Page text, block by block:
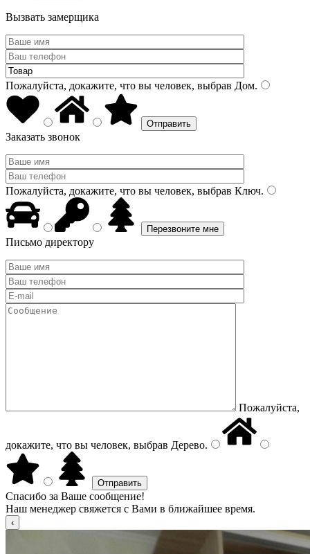
Вызвать замерщика
Пожалуйста, докажите, что вы человек, выбрав Дом.
Заказать звонок
Пожалуйста, докажите, что вы человек, выбрав Ключ.
Письмо директору
Пожалуйста,
докажите, что вы человек, выбрав Дерево.
Спасибо за Ваше сообщение!
Наш менеджер свяжется с Вами в ближайшее время.